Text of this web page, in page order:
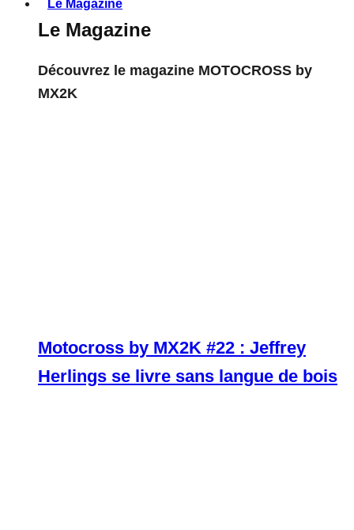
Le Magazine
Le Magazine
Découvrez le magazine MOTOCROSS by
MX2K
Motocross by MX2K #22 : Jeffrey
Herlings se livre sans langue de bois